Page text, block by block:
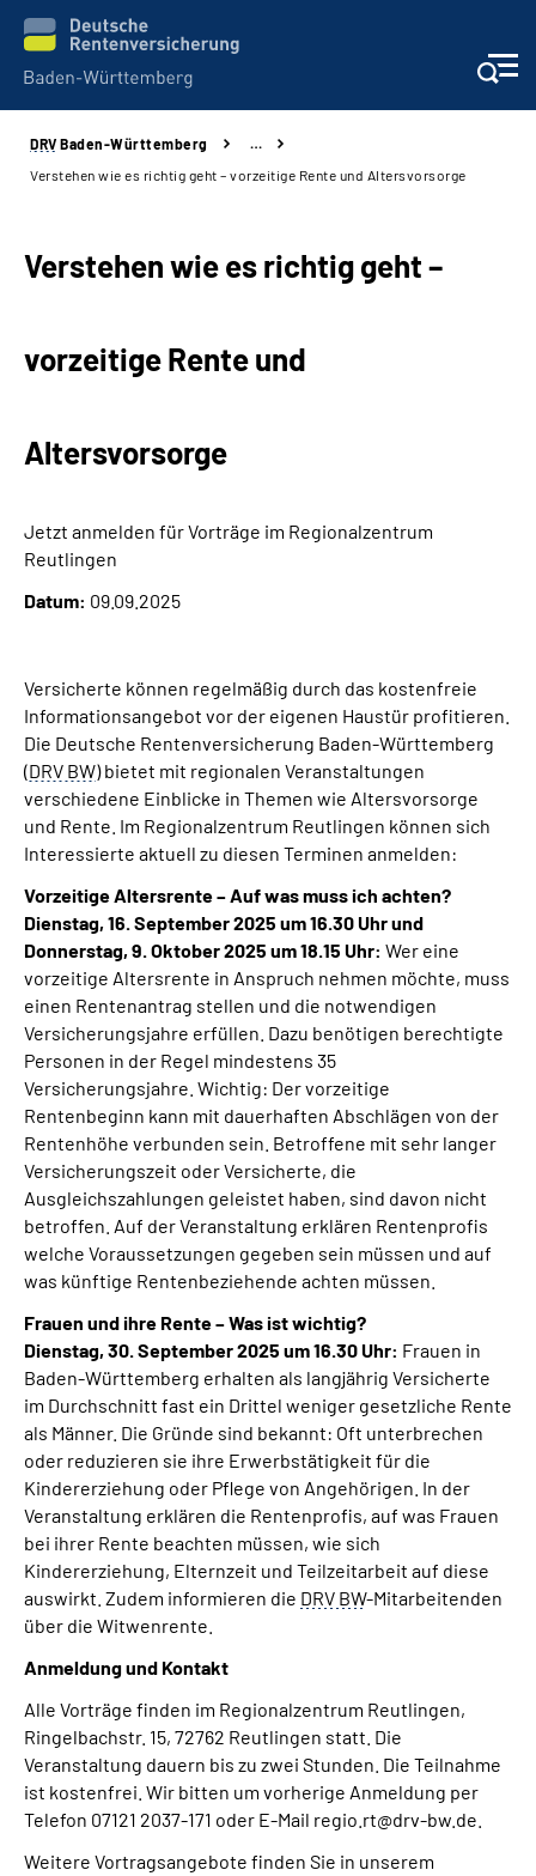
Beratung und Kontakt
Karriere
Inhalte in Gebärdensprache (DGS)
Suche
Mein Kundenportal
DRV Baden-Württemberg
…
Verstehen wie es richtig geht – vorzeitige Rente und Altersvorsorge
Verstehen wie es richtig geht –
vorzeitige Rente und
Altersvorsorge
Jetzt anmelden für Vorträge im Regionalzentrum
Reutlingen
Datum: 09.09.2025
Versicherte können regelmäßig durch das kostenfreie
Informationsangebot vor der eigenen Haustür profitieren.
Die Deutsche Rentenversicherung Baden-Württemberg
(DRV BW) bietet mit regionalen Veranstaltungen
verschiedene Einblicke in Themen wie Altersvorsorge
und Rente. Im Regionalzentrum Reutlingen können sich
Interessierte aktuell zu diesen Terminen anmelden:
Vorzeitige Altersrente – Auf was muss ich achten?
Dienstag, 16. September 2025 um 16.30 Uhr und
Donnerstag, 9. Oktober 2025 um 18.15 Uhr: Wer eine
vorzeitige Altersrente in Anspruch nehmen möchte, muss
einen Rentenantrag stellen und die notwendigen
Versicherungsjahre erfüllen. Dazu benötigen berechtigte
Personen in der Regel mindestens 35
Versicherungsjahre. Wichtig: Der vorzeitige
Rentenbeginn kann mit dauerhaften Abschlägen von der
Rentenhöhe verbunden sein. Betroffene mit sehr langer
Versicherungszeit oder Versicherte, die
Ausgleichszahlungen geleistet haben, sind davon nicht
betroffen. Auf der Veranstaltung erklären Rentenprofis
welche Voraussetzungen gegeben sein müssen und auf
was künftige Rentenbeziehende achten müssen.
Frauen und ihre Rente – Was ist wichtig?
Dienstag, 30. September 2025 um 16.30 Uhr: Frauen in
Baden-Württemberg erhalten als langjährig Versicherte
im Durchschnitt fast ein Drittel weniger gesetzliche Rente
als Männer. Die Gründe sind bekannt: Oft unterbrechen
oder reduzieren sie ihre Erwerbstätigkeit für die
Kindererziehung oder Pflege von Angehörigen. In der
Veranstaltung erklären die Rentenprofis, auf was Frauen
bei ihrer Rente beachten müssen, wie sich
Kindererziehung, Elternzeit und Teilzeitarbeit auf diese
auswirkt. Zudem informieren die DRV BW-Mitarbeitenden
über die Witwenrente.
Anmeldung und Kontakt
Alle Vorträge finden im Regionalzentrum Reutlingen,
Ringelbachstr. 15, 72762 Reutlingen statt. Die
Veranstaltung dauern bis zu zwei Stunden. Die Teilnahme
ist kostenfrei. Wir bitten um vorherige Anmeldung per
Telefon 07121 2037-171 oder E-Mail regio.rt@drv-bw.de.
Weitere Vortragsangebote finden Sie in unserem